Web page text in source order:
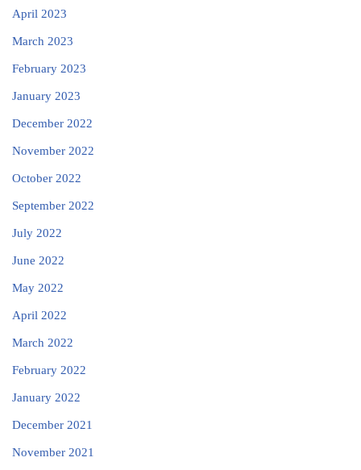
April 2023
March 2023
February 2023
January 2023
December 2022
November 2022
October 2022
September 2022
July 2022
June 2022
May 2022
April 2022
March 2022
February 2022
January 2022
December 2021
November 2021